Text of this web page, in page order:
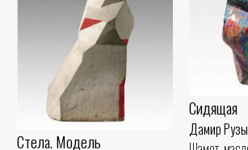
Сидящая
Дамир
Стела. Модель